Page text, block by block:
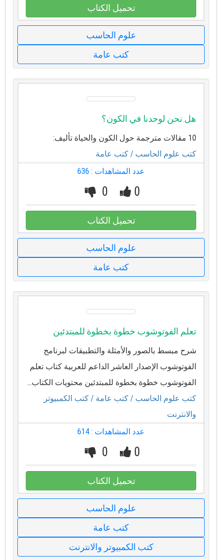
تحميل الكتاب
علوم الحاسب
كتب عامة
هل نحن لوحدنا في الكون؟
10 مقالات مترجمة حول الكون والحياة تأليف:
كتب علوم الحاسب / كتب عامة
عدد المشاهدات : 636
0
0
تحميل الكتاب
علوم الحاسب
كتب عامة
تعلم الفوتوشوب خطوة بخطوة للمبتدئين
شرح مبسط بالصور والأمثلة والتطبيقات لبرنامج
الفوتوشوب الإصدار العاشر الداعم للعربية كتاب تعلم
الفوتوشوب خطوة بخطوة للمبتدئين محتويات الكتاب...
كتب علوم الحاسب / كتب عامة / كتب الكمبيوتر
والانترنت
عدد المشاهدات : 614
0
0
تحميل الكتاب
علوم الحاسب
كتب عامة
كتب الكمبيوتر والانترنت